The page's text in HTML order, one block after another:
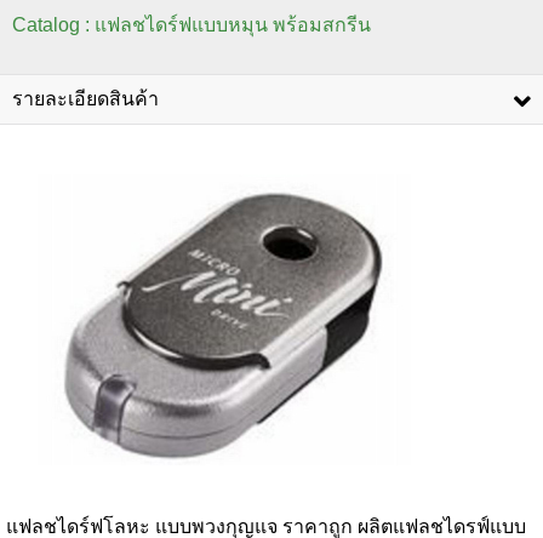
Catalog : แฟลชไดร์ฟแบบหมุน พร้อมสกรีน
รายละเอียดสินค้า
แฟลชไดร์ฟโลหะ แบบพวงกุญแจ ราคาถูก ผลิตแฟลชไดรฟ์แบบ